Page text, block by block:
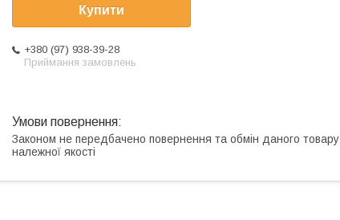
Купити
+380 (97) 938-39-28
Приймання замовлень
Законом не передбачено повернення та обмін даного товару
належної якості